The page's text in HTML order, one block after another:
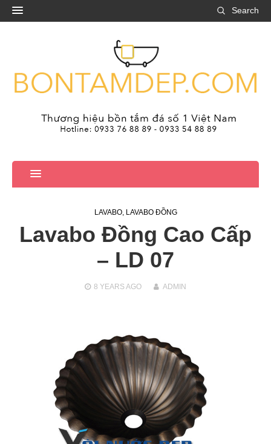
Search
LAVABO, LAVABO ĐỒNG
Lavabo Đồng Cao Cấp
– LD 07
8 YEARSAGO ADMIN